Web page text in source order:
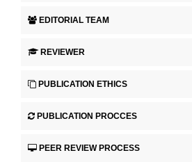
EDITORIAL TEAM
REVIEWER
PUBLICATION ETHICS
PUBLICATION PROCCES
PEER REVIEW PROCESS